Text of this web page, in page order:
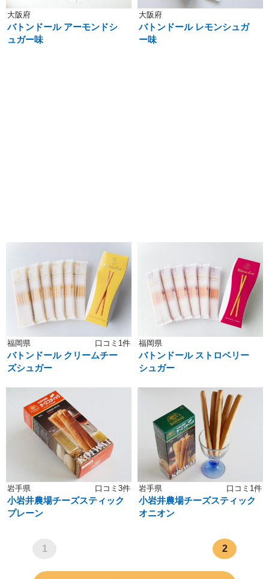
大阪府
バトンドール アーモンドシ
ュガー味
大阪府
バトンドール レモンシュガ
ー味
福岡県 口コミ1件
バトンドール クリームチー
ズシュガー
福岡県
バトンドール ストロベリー
シュガー
岩手県 口コミ3件
小岩井農場チーズスティック
プレーン
岩手県 口コミ1件
小岩井農場チーズスティック
オニオン
1 2